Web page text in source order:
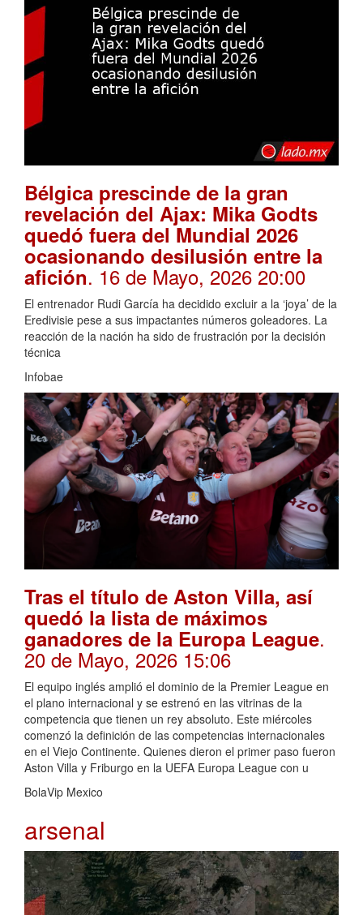
Bélgica prescinde de la gran
revelación del Ajax: Mika Godts
quedó fuera del Mundial 2026
ocasionando desilusión entre la
afición. 16 de Mayo, 2026 20:00
El entrenador Rudi García ha decidido excluir a la ‘joya’ de la
Eredivisie pese a sus impactantes números goleadores. La
reacción de la nación ha sido de frustración por la decisión
técnica
Infobae
Tras el título de Aston Villa, así
quedó la lista de máximos
ganadores de la Europa League.
20 de Mayo, 2026 15:06
El equipo inglés amplió el dominio de la Premier League en
el plano internacional y se estrenó en las vitrinas de la
competencia que tienen un rey absoluto. Este miércoles
comenzó la definición de las competencias internacionales
en el Viejo Continente. Quienes dieron el primer paso fueron
Aston Villa y Friburgo en la UEFA Europa League con u
BolaVip Mexico
arsenal